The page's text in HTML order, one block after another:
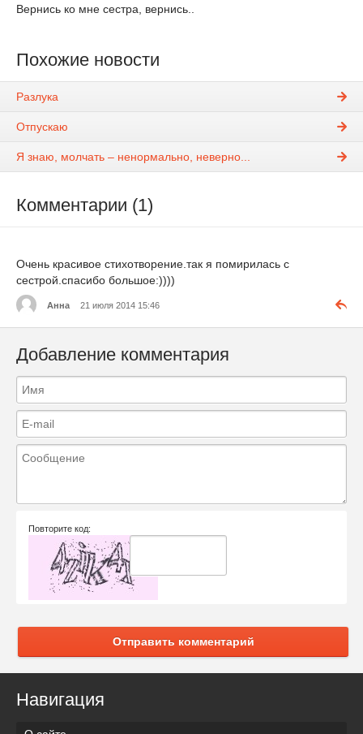
Вернись ко мне сестра, вернись..
Похожие новости
Разлука
Отпускаю
Я знаю, молчать – ненормально, неверно...
Комментарии (1)
Очень красивое стихотворение.так я помирилась с
сестрой.спасибо большое:))))
Анна 21 июля 2014 15:46
Добавление комментария
Повторите код:
Отправить комментарий
Навигация